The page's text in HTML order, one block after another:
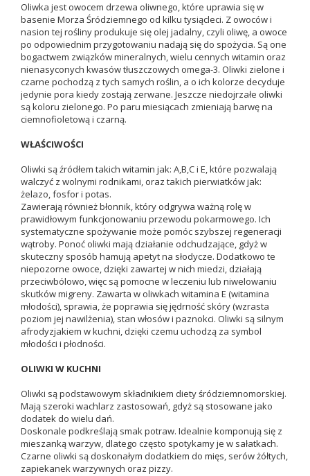
Oliwka jest owocem drzewa oliwnego, które uprawia się w
basenie Morza Śródziemnego od kilku tysiącleci. Z owoców i
nasion tej rośliny produkuje się olej jadalny, czyli oliwę, a owoce
po odpowiednim przygotowaniu nadają się do spożycia. Są one
bogactwem związków mineralnych, wielu cennych witamin oraz
nienasyconych kwasów tłuszczowych omega-3. Oliwki zielone i
czarne pochodzą z tych samych roślin, a o ich kolorze decyduje
jedynie pora kiedy zostają zerwane. Jeszcze niedojrzałe oliwki
są koloru zielonego. Po paru miesiącach zmieniają barwę na
ciemnofioletową i czarną.
WŁAŚCIWOŚCI
Oliwki są źródłem takich witamin jak: A,B,C i E, które pozwalają
walczyć z wolnymi rodnikami, oraz takich pierwiatków jak:
żelazo, fosfor i potas.
Zawierają również błonnik, który odgrywa ważną rolę w
prawidłowym funkcjonowaniu przewodu pokarmowego. Ich
systematyczne spożywanie może pomóc szybszej regeneracji
wątroby. Ponoć oliwki mają działanie odchudzające, gdyż w
skuteczny sposób hamują apetyt na słodycze. Dodatkowo te
niepozorne owoce, dzięki zawartej w nich miedzi, działają
przeciwbólowo, więc są pomocne w leczeniu lub niwelowaniu
skutków migreny. Zawarta w oliwkach witamina E (witamina
młodości), sprawia, że poprawia się jędrność skóry (wzrasta
poziom jej nawilżenia), stan włosów i paznokci. Oliwki są silnym
afrodyzjakiem w kuchni, dzięki czemu uchodzą za symbol
młodości i płodności.
OLIWKI W KUCHNI
Oliwki są podstawowym składnikiem diety śródziemnomorskiej.
Mają szeroki wachlarz zastosowań, gdyż są stosowane jako
dodatek do wielu dań.
Doskonale podkreślają smak potraw. Idealnie komponują się z
mieszanką warzyw, dlatego często spotykamy je w sałatkach.
Czarne oliwki są doskonałym dodatkiem do mięs, serów żółtych,
zapiekanek warzywnych oraz pizzy.